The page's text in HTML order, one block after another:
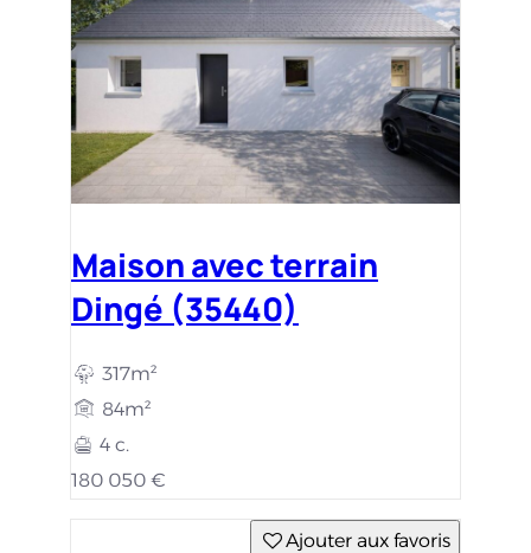
Maison avec terrain
Dingé (35440)
317m²
84m²
4 c.
180 050 €
Ajouter aux favoris